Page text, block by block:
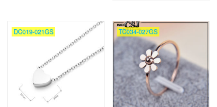
thể.
Các
chọn
có
thể
DC019-021GS TC034-027GS